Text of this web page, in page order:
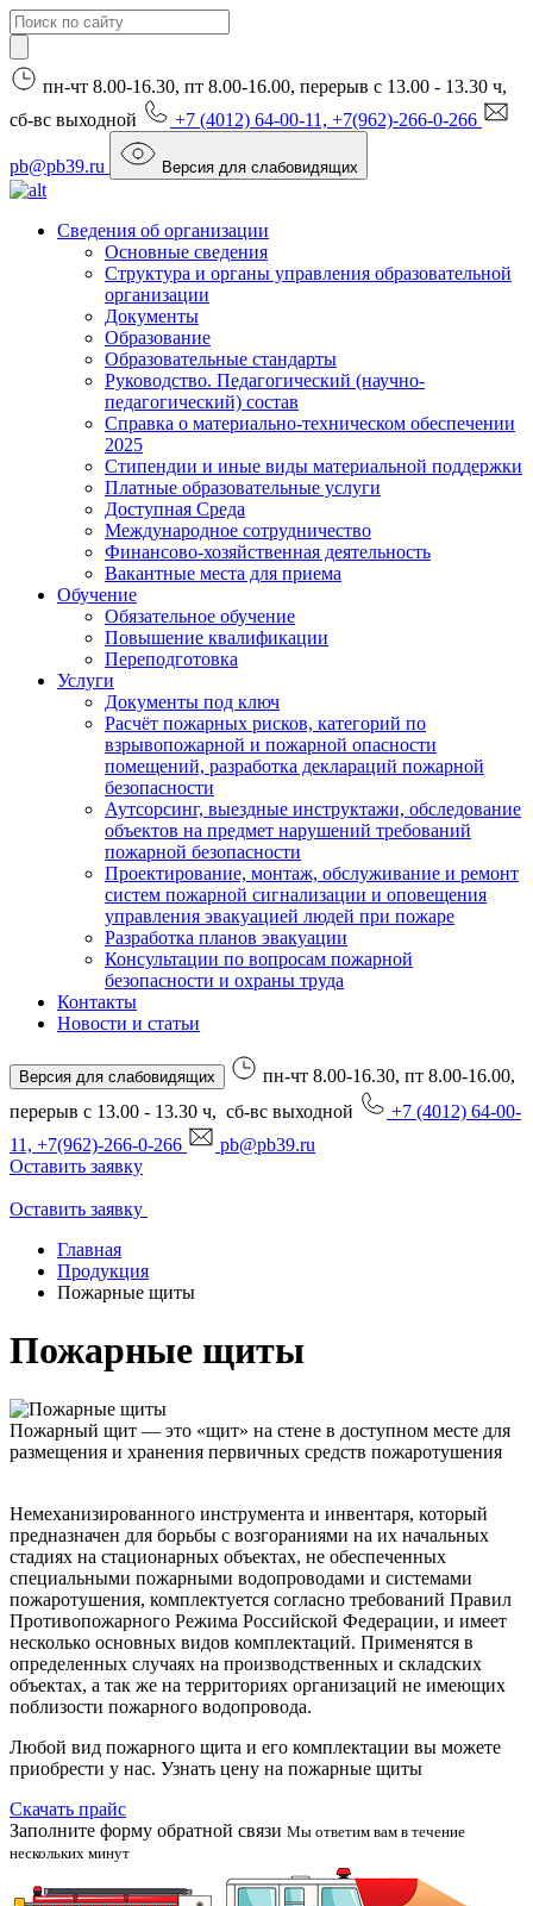
пн-чт 8.00-16.30, пт 8.00-16.00, перерыв с 13.00 - 13.30 ч,
сб-вс выходной
+7 (4012) 64-00-11, +7(962)-266-0-266
pb@pb39.ru Версия для слабовидящих
Сведения об организации
Основные сведения
Структура и органы управления образовательной
организации
Документы
Образование
Образовательные стандарты
Руководство. Педагогический (научно-
педагогический) состав
Справка о материально-техническом обеспечении
2025
Стипендии и иные виды материальной поддержки
Платные образовательные услуги
Доступная Среда
Международное сотрудничество
Финансово-хозяйственная деятельность
Вакантные места для приема
Обучение
Обязательное обучение
Повышение квалификации
Переподготовка
Услуги
Документы под ключ
Расчёт пожарных рисков, категорий по
взрывопожарной и пожарной опасности
помещений, разработка деклараций пожарной
безопасности
Аутсорсинг, выездные инструктажи, обследование
объектов на предмет нарушений требований
пожарной безопасности
Проектирование, монтаж, обслуживание и ремонт
систем пожарной сигнализации и оповещения
управления эвакуацией людей при пожаре
Разработка планов эвакуации
Консультации по вопросам пожарной
безопасности и охраны труда
Контакты
Новости и статьи
Версия для слабовидящих
пн-чт 8.00-16.30, пт 8.00-16.00,
перерыв с 13.00 - 13.30 ч, сб-вс выходной
+7 (4012) 64-00-
11, +7(962)-266-0-266
pb@pb39.ru
Оставить заявку
Оставить заявку
Главная
Продукция
Пожарные щиты
Пожарные щиты
Пожарный щит — это «щит» на стене в доступном месте для
размещения и хранения первичных средств пожаротушения
Немеханизированного инструмента и инвентаря, который
предназначен для борьбы с возгораниями на их начальных
стадиях на стационарных объектах, не обеспеченных
специальными пожарными водопроводами и системами
пожаротушения, комплектуется согласно требований Правил
Противопожарного Режима Российской Федерации, и имеет
несколько основных видов комплектаций. Применятся в
определенных случаях на производственных и складских
объектах, а так же на территориях организаций не имеющих
поблизости пожарного водопровода.
Любой вид пожарного щита и его комплектации вы можете
приобрести у нас. Узнать цену на пожарные щиты
Скачать прайс
Заполните форму обратной связи Мы ответим вам в течение
нескольких минут